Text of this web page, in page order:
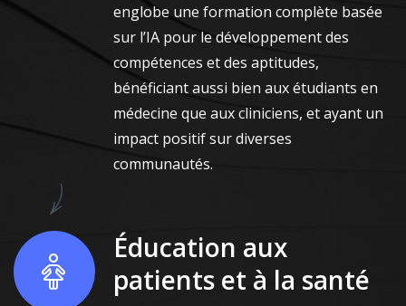
englobe une formation complète basée
sur l’IA pour le développement des
compétences et des aptitudes,
bénéficiant aussi bien aux étudiants en
médecine que aux cliniciens, et ayant un
impact positif sur diverses
communautés.
Éducation aux
patients et à la santé